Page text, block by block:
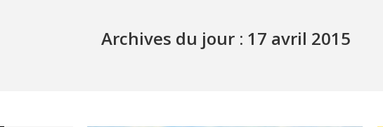
Archives du jour : 17 avril 2015